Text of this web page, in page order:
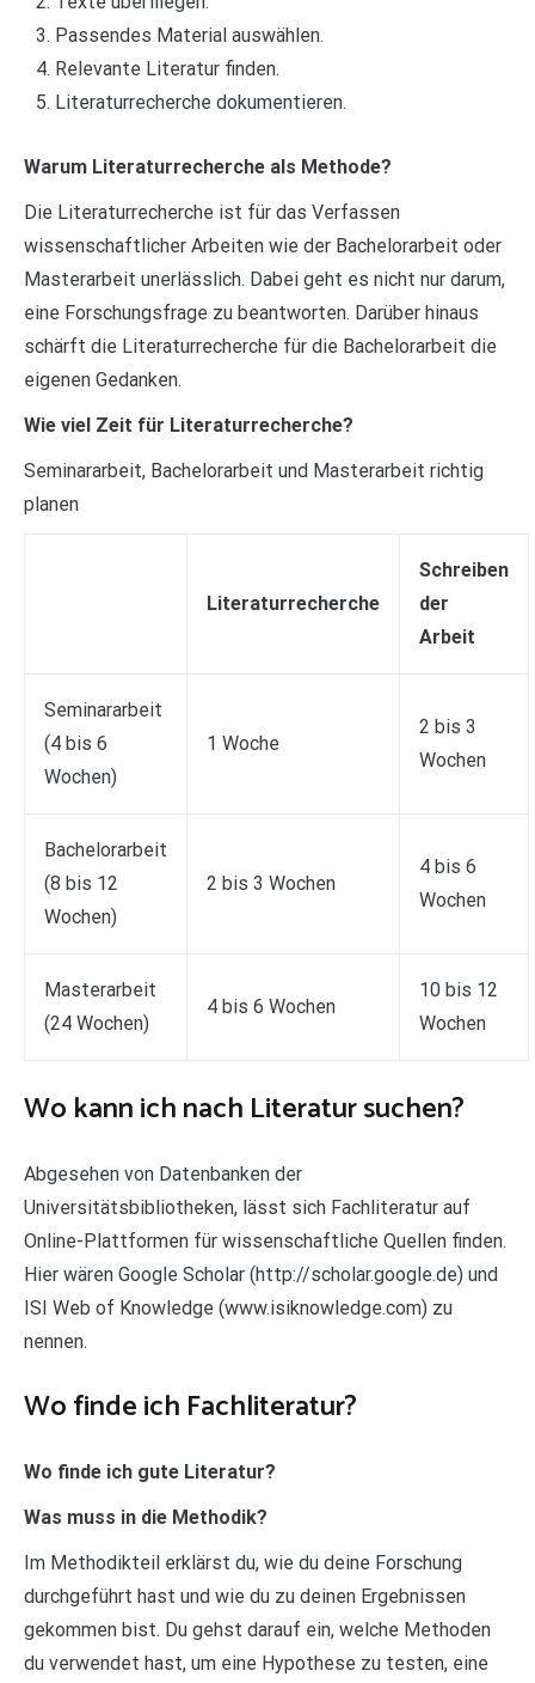
Passendes Material auswählen.
Relevante Literatur finden.
Literaturrecherche dokumentieren.
Warum Literaturrecherche als Methode?
Die Literaturrecherche ist für das Verfassen
wissenschaftlicher Arbeiten wie der Bachelorarbeit oder
Masterarbeit unerlässlich. Dabei geht es nicht nur darum,
eine Forschungsfrage zu beantworten. Darüber hinaus
schärft die Literaturrecherche für die Bachelorarbeit die
eigenen Gedanken.
Wie viel Zeit für Literaturrecherche?
Seminararbeit, Bachelorarbeit und Masterarbeit richtig
planen
Literaturrecherche
Schreiben
der
Arbeit
Seminararbeit
(4 bis 6
Wochen)
1 Woche
2 bis 3
Wochen
Bachelorarbeit
(8 bis 12
Wochen)
2 bis 3 Wochen
4 bis 6
Wochen
Masterarbeit
(24 Wochen)
4 bis 6 Wochen
10 bis 12
Wochen
Wo kann ich nach Literatur suchen?
Abgesehen von Datenbanken der
Universitätsbibliotheken, lässt sich Fachliteratur auf
Online-Plattformen für wissenschaftliche Quellen finden.
Hier wären Google Scholar (http://scholar.google.de) und
ISI Web of Knowledge (www.isiknowledge.com) zu
nennen.
Wo finde ich Fachliteratur?
Wo finde ich gute Literatur?
Was muss in die Methodik?
Im Methodikteil erklärst du, wie du deine Forschung
durchgeführt hast und wie du zu deinen Ergebnissen
gekommen bist. Du gehst darauf ein, welche Methoden
du verwendet hast, um eine Hypothese zu testen, eine